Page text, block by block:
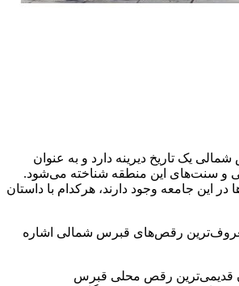
یک تاریخ دیرینه دارد و به عنوان
و سنت‌های این منطقه شناخته می‌شود.
در این جامعه وجود دارند، هرکدام با داستان
رقص‌های قبرس شمالی اشاره
قدیمی‌ترین رقص محلی قبرس